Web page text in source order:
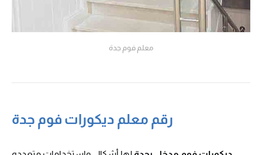
معلم فوم جدة
رقم معلم ديكورات فوم جدة